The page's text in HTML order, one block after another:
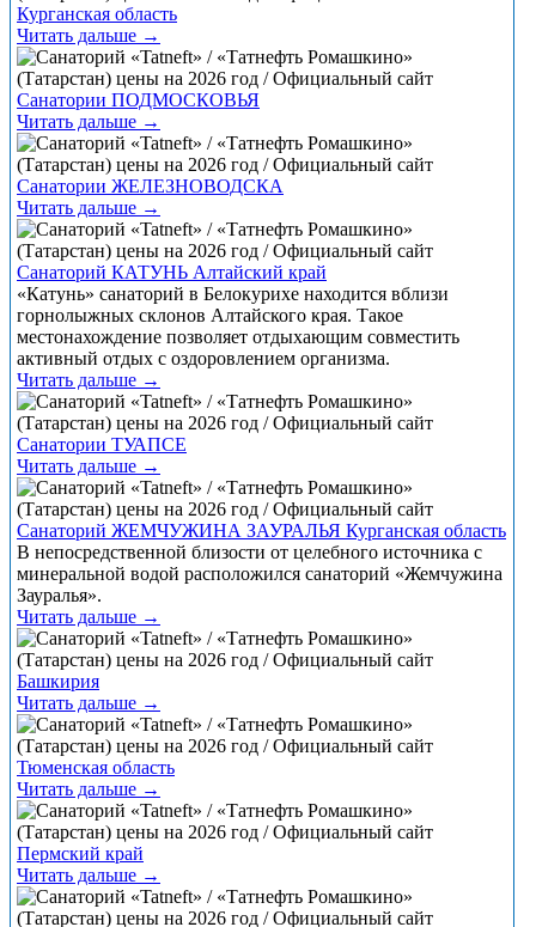
Курганская область
Читать дальше →
Санатории ПОДМОСКОВЬЯ
Читать дальше →
Санатории ЖЕЛЕЗНОВОДСКА
Читать дальше →
Санаторий КАТУНЬ Алтайский край
«Катунь» санаторий в Белокурихе находится вблизи
горнолыжных склонов Алтайского края. Такое
местонахождение позволяет отдыхающим совместить
активный отдых с оздоровлением организма.
Читать дальше →
Санатории ТУАПСЕ
Читать дальше →
Санаторий ЖЕМЧУЖИНА ЗАУРАЛЬЯ Курганская область
В непосредственной близости от целебного источника с
минеральной водой расположился санаторий «Жемчужина
Зауралья».
Читать дальше →
Башкирия
Читать дальше →
Тюменская область
Читать дальше →
Пермский край
Читать дальше →